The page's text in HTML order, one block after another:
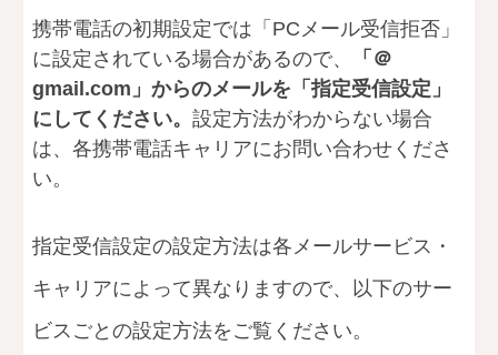
携帯電話の初期設定では「PCメール受信拒否」
に設定されている場合があるので、
「＠
gmail.com」からのメールを「指定受信設定」
にしてください。設定方法がわからない場合
は、各携帯電話キャリアにお問い合わせくださ
い。
指定受信設定の設定方法は各メールサービス・
キャリアによって異なりますので、以下のサー
ビスごとの設定方法をご覧ください。